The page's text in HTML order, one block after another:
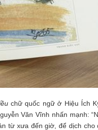
chữ quốc ngữ ở Hiệu Ích
Văn Vĩnh nhấn mạnh:
từ xưa đến giờ, để dịch cho